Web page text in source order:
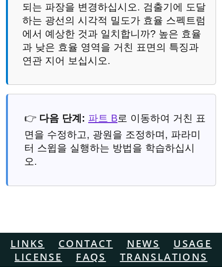
되는 파장을 변경하십시오. 검출기에 도달
하는 광선의 시각적 밀도가 효율 스펙트럼
에서 예상한 것과 일치합니까? 높은 효율
과 낮은 효율 영역을 거친 표면의 특징과
연관 지어 보십시오.
👉 다음 단계: 파트 B로 이동하여 거친 표
면을 수정하고, 광원을 조정하며, 파라미
터 스윕을 실행하는 방법을 학습하십시
오.
LINKS CONTACT NEWS
USAGE
LICENSE
FAQS TRANSLATIONS